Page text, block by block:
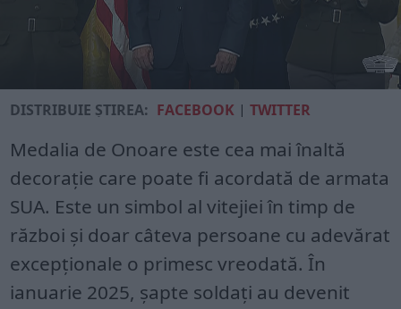
DISTRIBUIE ȘTIREA: FACEBOOK |TWITTER
Medalia de Onoare este cea mai înaltă
decorație care poate fi acordată de armata
SUA. Este un simbol al vitejiei în timp de
război și doar câteva persoane cu adevărat
excepționale o primesc vreodată. În
ianuarie 2025, șapte soldați au devenit